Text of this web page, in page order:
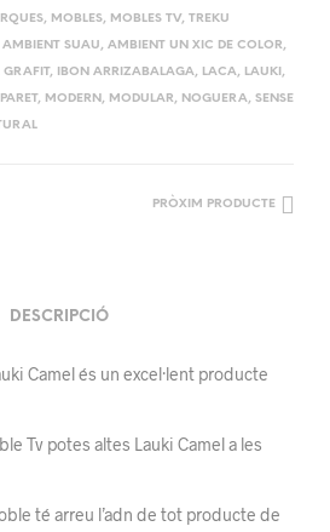
, MOBLES, MOBLES TV, TREKU
AMBIENT SUAU, AMBIENT UN XIC DE COLOR,
GRAFIT, IBON ARRIZABALAGA, LACA, LAUKI ,
, MODERN , MODULAR, NOGUERA, SENSE
PRÒXIM PRODUCTE
DESCRIPCIÓ
Camel és un excel·lent producte
Tv potes altes Lauki Camel a les
té arreu l’adn de tot producte de